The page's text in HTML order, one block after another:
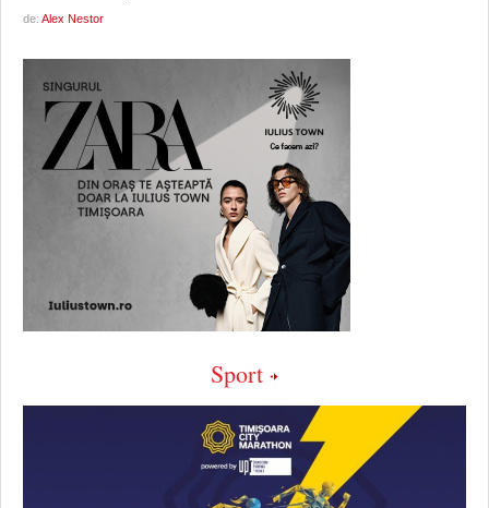
de: Alex Nestor
Sport